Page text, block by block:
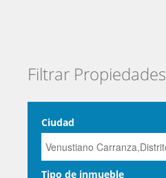
Filtrar Propiedades
Ciudad
Tipo de inmueble